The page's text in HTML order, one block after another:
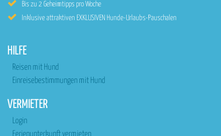
Bis zu 2 Geheimtipps pro Woche
Inklusive attraktiven EXKLUSIVEN Hunde-Urlaubs-Pauschalen
HILFE
Reisen mit Hund
Einreisebestimmungen mit Hund
VERMIETER
Login